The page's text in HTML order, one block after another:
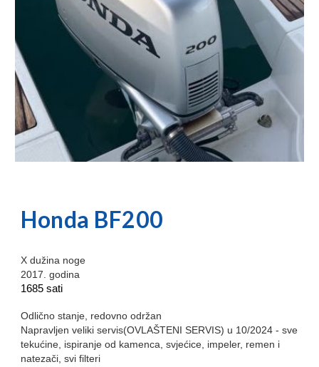
Honda BF200
X dužina noge
2017. godina
1685 sati
Odlično stanje, redovno održan
Napravljen veliki servis(OVLAŠTENI SERVIS) u 10/2024 - sve
tekućine, ispiranje od kamenca, svjećice, impeler, remen i
natezači, svi filteri